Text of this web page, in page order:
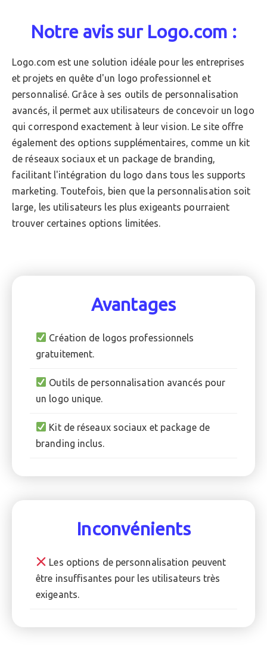
Notre avis sur Logo.com :
Logo.com est une solution idéale pour les entreprises
et projets en quête d'un logo professionnel et
personnalisé. Grâce à ses outils de personnalisation
avancés, il permet aux utilisateurs de concevoir un logo
qui correspond exactement à leur vision. Le site offre
également des options supplémentaires, comme un kit
de réseaux sociaux et un package de branding,
facilitant l'intégration du logo dans tous les supports
marketing. Toutefois, bien que la personnalisation soit
large, les utilisateurs les plus exigeants pourraient
trouver certaines options limitées.
Avantages
Création de logos professionnels
gratuitement.
Outils de personnalisation avancés pour
un logo unique.
Kit de réseaux sociaux et package de
branding inclus.
Inconvénients
Les options de personnalisation peuvent
être insuffisantes pour les utilisateurs très
exigeants.